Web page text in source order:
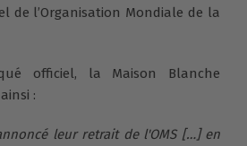
de l’Organisation Mondiale de la
officiel, la Maison Blanche
:
leur retrait de l'OMS […] en